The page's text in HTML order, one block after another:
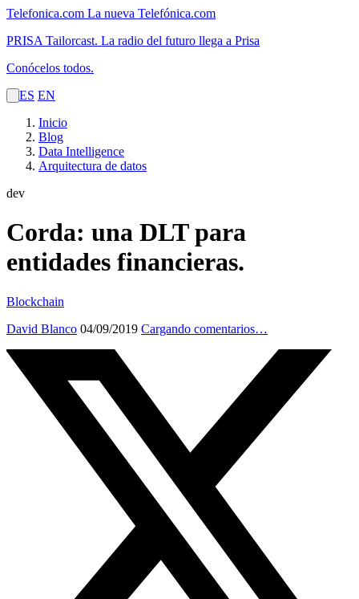
Telefonica.com La nueva Telefónica.com
PRISA Tailorcast. La radio del futuro llega a Prisa
Conócelos todos.
ES EN
Inicio
Blog
Data Intelligence
Arquitectura de datos
dev
Corda: una DLT para
entidades financieras.
Blockchain
David Blanco 04/09/2019 Cargando comentarios…